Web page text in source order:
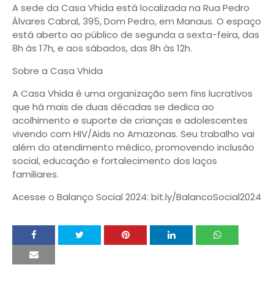
A sede da Casa Vhida está localizada na Rua Pedro
Álvares Cabral, 395, Dom Pedro, em Manaus. O espaço
está aberto ao público de segunda a sexta-feira, das
8h às 17h, e aos sábados, das 8h às 12h.
Sobre a Casa Vhida
A Casa Vhida é uma organização sem fins lucrativos
que há mais de duas décadas se dedica ao
acolhimento e suporte de crianças e adolescentes
vivendo com HIV/Aids no Amazonas. Seu trabalho vai
além do atendimento médico, promovendo inclusão
social, educação e fortalecimento dos laços
familiares.
Acesse o Balanço Social 2024: bit.ly/BalancoSocial2024